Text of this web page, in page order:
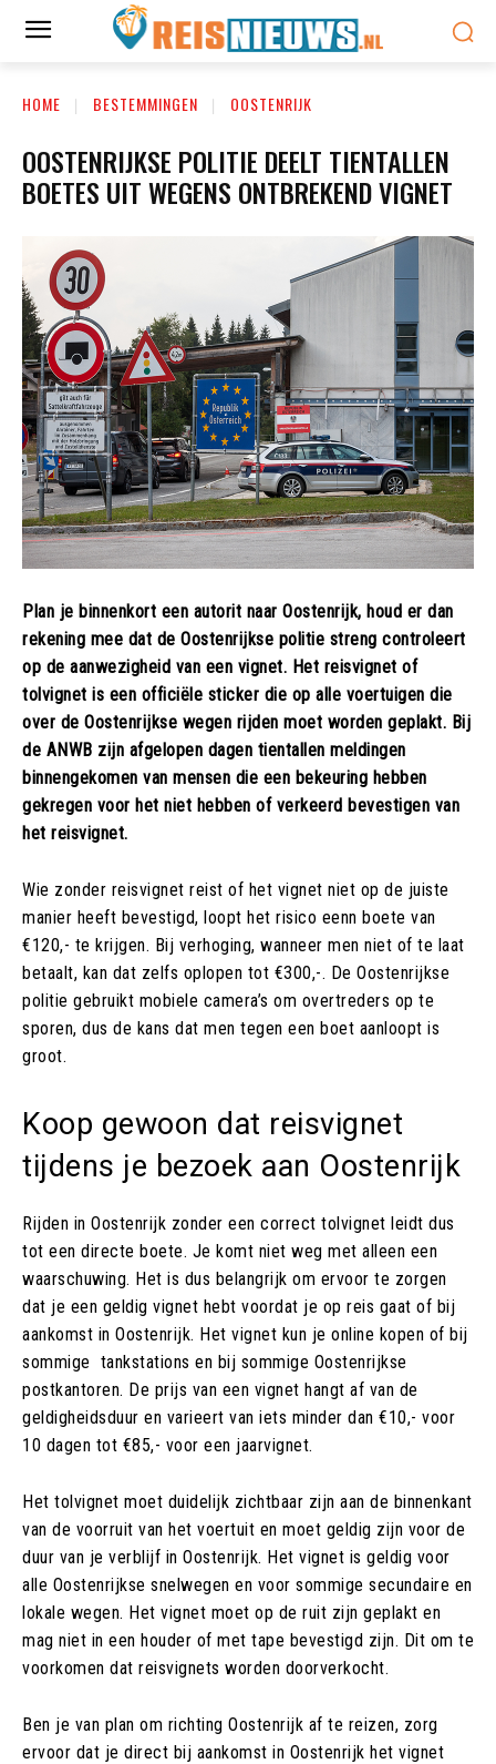
HOME BESTEMMINGEN OOSTENRIJK
OOSTENRIJKSE POLITIE DEELT TIENTALLEN
BOETES UIT WEGENS ONTBREKEND VIGNET
Plan je binnenkort een autorit naar Oostenrijk, houd er dan
rekening mee dat de Oostenrijkse politie streng controleert
op de aanwezigheid van een vignet. Het reisvignet of
tolvignet is een officiële sticker die op alle voertuigen die
over de Oostenrijkse wegen rijden moet worden geplakt. Bij
de ANWB zijn afgelopen dagen tientallen meldingen
binnengekomen van mensen die een bekeuring hebben
gekregen voor het niet hebben of verkeerd bevestigen van
het reisvignet.
Wie zonder reisvignet reist of het vignet niet op de juiste
manier heeft bevestigd, loopt het risico eenn boete van
€120,- te krijgen. Bij verhoging, wanneer men niet of te laat
betaalt, kan dat zelfs oplopen tot €300,-. De Oostenrijkse
politie gebruikt mobiele camera’s om overtreders op te
sporen, dus de kans dat men tegen een boet aanloopt is
groot.
Koop gewoon dat reisvignet
tijdens je bezoek aan Oostenrijk
Rijden in Oostenrijk zonder een correct tolvignet leidt dus
tot een directe boete. Je komt niet weg met alleen een
waarschuwing. Het is dus belangrijk om ervoor te zorgen
dat je een geldig vignet hebt voordat je op reis gaat of bij
aankomst in Oostenrijk. Het vignet kun je online kopen of bij
sommige tankstations en bij sommige Oostenrijkse
postkantoren. De prijs van een vignet hangt af van de
geldigheidsduur en varieert van iets minder dan €10,- voor
10 dagen tot €85,- voor een jaarvignet.
Het tolvignet moet duidelijk zichtbaar zijn aan de binnenkant
van de voorruit van het voertuit en moet geldig zijn voor de
duur van je verblijf in Oostenrijk. Het vignet is geldig voor
alle Oostenrijkse snelwegen en voor sommige secundaire en
lokale wegen. Het vignet moet op de ruit zijn geplakt en
mag niet in een houder of met tape bevestigd zijn. Dit om te
voorkomen dat reisvignets worden doorverkocht.
Ben je van plan om richting Oostenrijk af te reizen, zorg
ervoor dat je direct bij aankomst in Oostenrijk het vignet